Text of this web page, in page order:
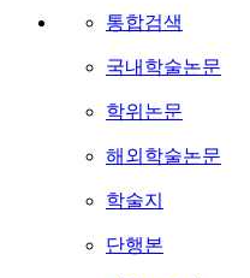
통합검색
국내학술논문
학위논문
해외학술논문
학술지
단행본